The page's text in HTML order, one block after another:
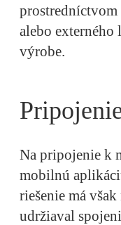
alebo externého
výrobe.
Na pripojenie k
mobilnú
riešenie má
udržiaval